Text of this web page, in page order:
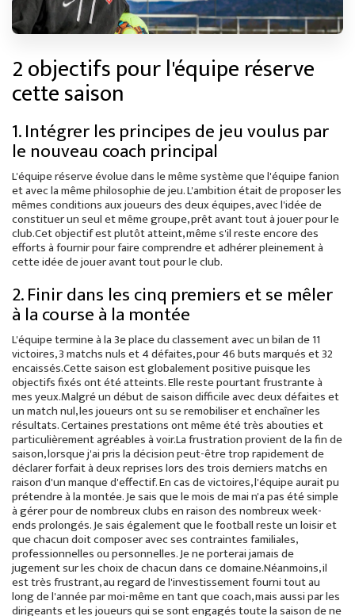
2 objectifs pour l'équipe réserve
cette saison
1. Intégrer les principes de jeu voulus par
le nouveau coach principal
L'équipe réserve évolue dans le même système que l'équipe fanion
et avec la même philosophie de jeu. L'ambition était de proposer les
mêmes conditions aux joueurs des deux équipes, avec l'idée de
constituer un seul et même groupe, prêt avant tout à jouer pour le
club.Cet objectif est plutôt atteint, même s'il reste encore des
efforts à fournir pour faire comprendre et adhérer pleinement à
cette idée de jouer avant tout pour le club.
2. Finir dans les cinq premiers et se mêler
à la course à la montée
L'équipe termine à la 3e place du classement avec un bilan de 11
victoires, 3 matchs nuls et 4 défaites, pour 46 buts marqués et 32
encaissés.Cette saison est globalement positive puisque les
objectifs fixés ont été atteints. Elle reste pourtant frustrante à
mes yeux.Malgré un début de saison difficile avec deux défaites et
un match nul, les joueurs ont su se remobiliser et enchaîner les
résultats. Certaines prestations ont même été très abouties et
particulièrement agréables à voir.La frustration provient de la fin de
saison, lorsque j'ai pris la décision peut-être trop rapidement de
déclarer forfait à deux reprises lors des trois derniers matchs en
raison d'un manque d'effectif. En cas de victoires, l'équipe aurait pu
prétendre à la montée. Je sais que le mois de mai n'a pas été simple
à gérer pour de nombreux clubs en raison des nombreux week-
ends prolongés. Je sais également que le football reste un loisir et
que chacun doit composer avec ses contraintes familiales,
professionnelles ou personnelles. Je ne porterai jamais de
jugement sur les choix de chacun dans ce domaine.Néanmoins, il
est très frustrant, au regard de l'investissement fourni tout au
long de l'année par moi-même en tant que coach, mais aussi par les
dirigeants et les joueurs qui se sont engagés toute la saison de ne